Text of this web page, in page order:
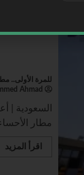
للمرة الأولى..
Ahmad
السعودية |
مطار
اقرأ المزيد